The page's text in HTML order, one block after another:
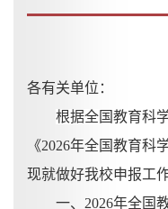
各有关单位：
根据全国教育科
《2026年全国教育科
现就做好我校申报工
一、 2026年全国